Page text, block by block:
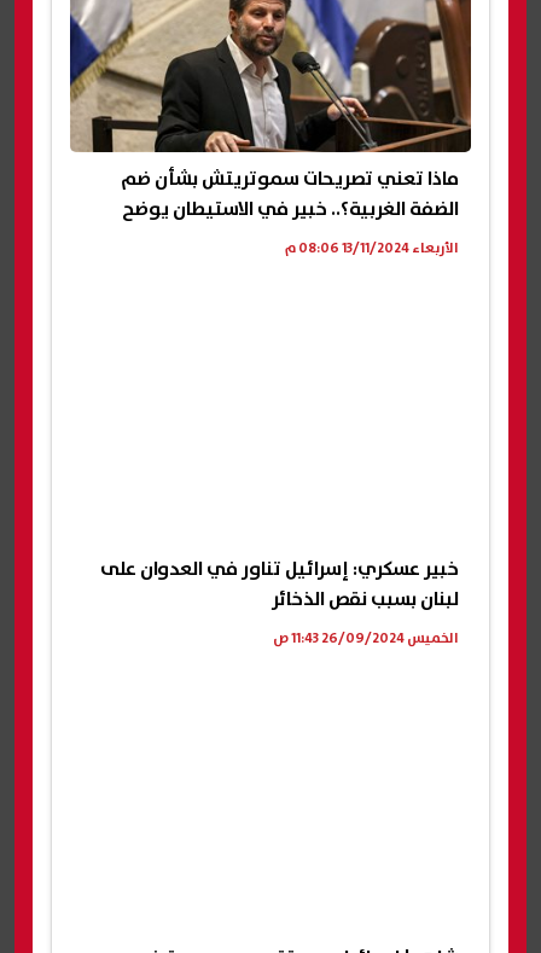
ماذا تعني تصريحات سموتريتش بشأن ضم
الضفة الغربية؟.. خبير في الاستيطان يوضح
الأربعاء 13/11/2024 08:06 م
خبير عسكري: إسرائيل تناور في العدوان على
لبنان بسبب نقص الذخائر
الخميس 26/09/2024 11:43 ص